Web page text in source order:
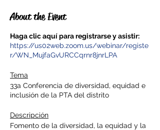
About the Event
Haga clic aquí para registrarse y asistir:
https://us02web.zoom.us/webinar/registe
r/WN_MujfaGvURCCqrnr8jnrLPA
Tema
33a Conferencia de diversidad, equidad e
inclusión de la PTA del distrito
Descripción
Fomento de la diversidad, la equidad y la